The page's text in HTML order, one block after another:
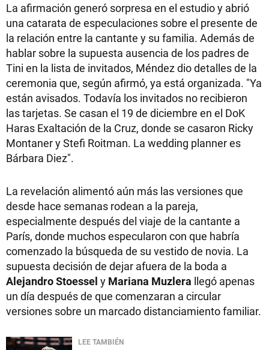
La afirmación generó sorpresa en el estudio y abrió
una catarata de especulaciones sobre el presente de
la relación entre la cantante y su familia. Además de
hablar sobre la supuesta ausencia de los padres de
Tini en la lista de invitados, Méndez dio detalles de la
ceremonia que, según afirmó, ya está organizada. "Ya
están avisados. Todavía los invitados no recibieron
las tarjetas. Se casan el 19 de diciembre en el DoK
Haras Exaltación de la Cruz, donde se casaron Ricky
Montaner y Stefi Roitman. La wedding planner es
Bárbara Diez".
La revelación alimentó aún más las versiones que
desde hace semanas rodean a la pareja,
especialmente después del viaje de la cantante a
París, donde muchos especularon con que habría
comenzado la búsqueda de su vestido de novia. La
supuesta decisión de dejar afuera de la boda a
Alejandro Stoessel y Mariana Muzlera llegó apenas
un día después de que comenzaran a circular
versiones sobre un marcado distanciamiento familiar.
LEE TAMBIÉN